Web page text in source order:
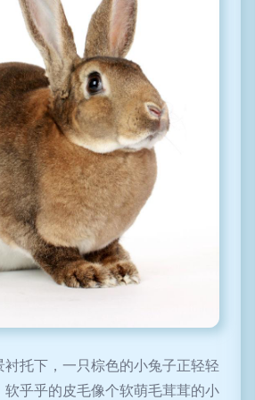
托下，一只棕色的小兔子正轻轻
软乎乎的皮毛像个软萌毛茸茸的小